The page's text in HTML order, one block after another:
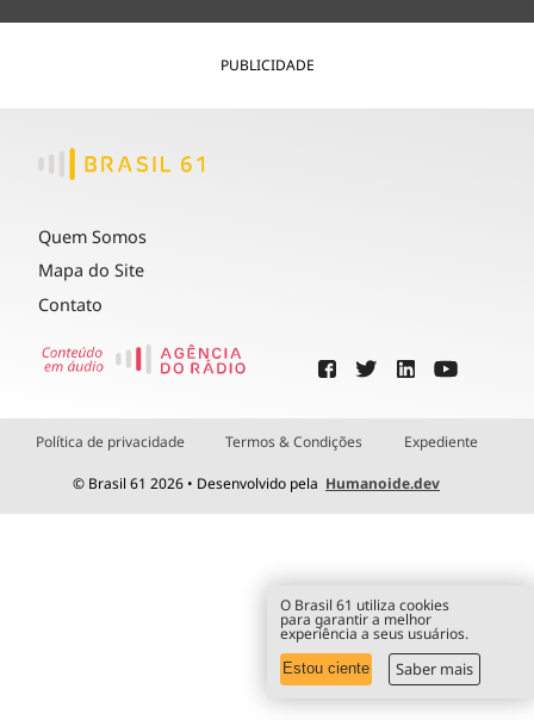
PUBLICIDADE
Quem Somos
Mapa do Site
Contato
Política de privacidade Termos & Condições Expediente
© Brasil 61 2026 • Desenvolvido pela Humanoide.dev
O Brasil 61 utiliza cookies
para garantir a melhor
experiência a seus usuários.
Estou ciente Saber mais